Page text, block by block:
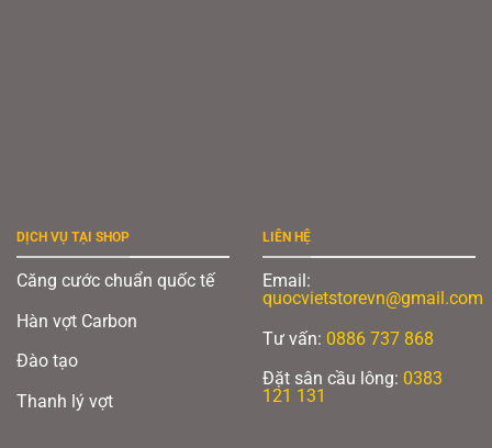
DỊCH VỤ TẠI SHOP
Căng cước chuẩn quốc tế
Hàn vợt Carbon
Đào tạo
Thanh lý vợt
LIÊN HỆ
Email:
quocvietstorevn@gmail.com
Tư vấn: 0886 737 868
Đặt sân cầu lông: 0383
121 131